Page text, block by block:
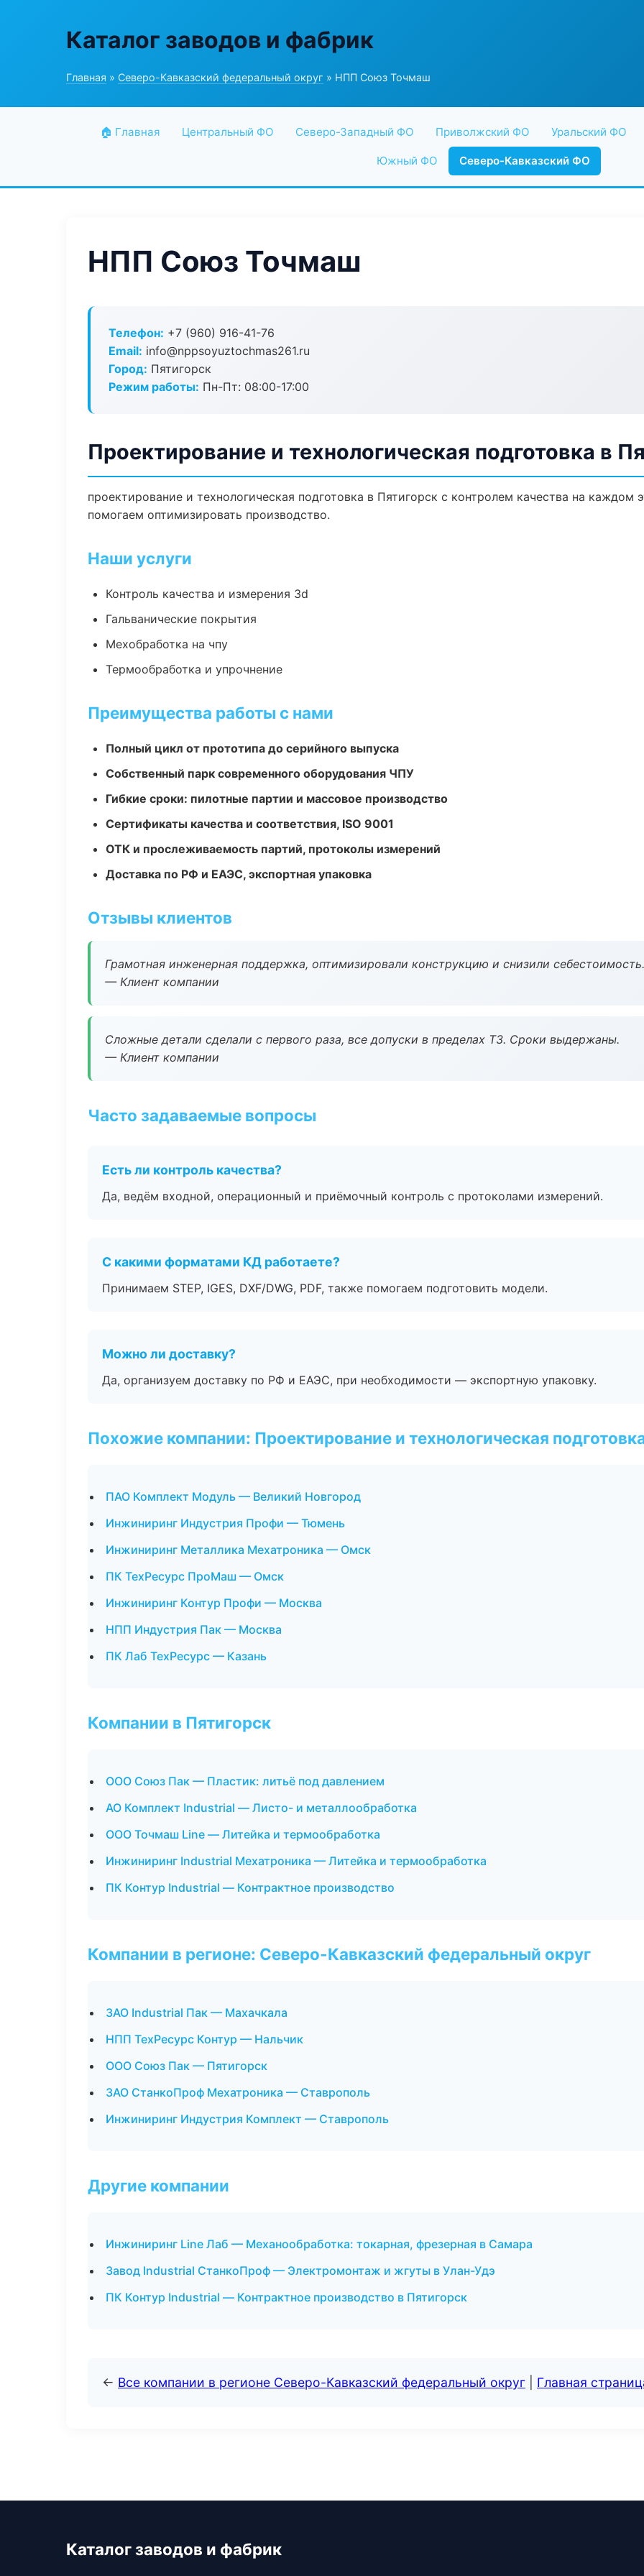
Каталог заводов и фабрик
Главная » Северо-Кавказский федеральный округ » НПП Союз Точмаш
🏠 Главная Центральный ФО Северо-Западный ФО Приволжский ФО Уральский ФО
Южный ФО Северо-Кавказский ФО
НПП Союз Точмаш
Телефон: +7 (960) 916-41-76
Email: info@nppsoyuztochmas261.ru
Город: Пятигорск
Режим работы: Пн-Пт: 08:00-17:00
Проектирование и технологическая подготовка в
проектирование и технологическая подготовка в Пятигорск с контролем качества на каждом
помогаем оптимизировать производство.
Наши услуги
Контроль качества и измерения 3d
Гальванические покрытия
Мехобработка на чпу
Термообработка и упрочнение
Преимущества работы с нами
Полный цикл от прототипа до серийного выпуска
Собственный парк современного оборудования ЧПУ
Гибкие сроки: пилотные партии и массовое производство
Сертификаты качества и соответствия, ISO 9001
ОТК и прослеживаемость партий, протоколы измерений
Доставка по РФ и ЕАЭС, экспортная упаковка
Отзывы клиентов
Грамотная инженерная поддержка, оптимизировали конструкцию и снизили себестоимость.
— Клиент компании
Сложные детали сделали с первого раза, все допуски в пределах ТЗ. Сроки выдержаны.
— Клиент компании
Часто задаваемые вопросы
Есть ли контроль качества?
Да, ведём входной, операционный и приёмочный контроль с протоколами измерений.
С какими форматами КД работаете?
Принимаем STEP, IGES, DXF/DWG, PDF, также помогаем подготовить модели.
Можно ли доставку?
Да, организуем доставку по РФ и ЕАЭС, при необходимости — экспортную упаковку.
Похожие компании: Проектирование и технологическая
ПАО Комплект Модуль — Великий Новгород
Инжиниринг Индустрия Профи — Тюмень
Инжиниринг Металлика Мехатроника — Омск
ПК ТехРесурс ПроМаш — Омск
Инжиниринг Контур Профи — Москва
НПП Индустрия Пак — Москва
ПК Лаб ТехРесурс — Казань
Компании в Пятигорск
ООО Союз Пак — Пластик: литьё под давлением
АО Комплект Industrial — Листо- и металлообработка
ООО Точмаш Line — Литейка и термообработка
Инжиниринг Industrial Мехатроника — Литейка и термообработка
ПК Контур Industrial — Контрактное производство
Компании в регионе: Северо-Кавказский федеральный округ
ЗАО Industrial Пак — Махачкала
НПП ТехРесурс Контур — Нальчик
ООО Союз Пак — Пятигорск
ЗАО СтанкоПроф Мехатроника — Ставрополь
Инжиниринг Индустрия Комплект — Ставрополь
Другие компании
Инжиниринг Line Лаб — Механообработка: токарная, фрезерная в Самара
Завод Industrial СтанкоПроф — Электромонтаж и жгуты в Улан-Удэ
ПК Контур Industrial — Контрактное производство в Пятигорск
← Все компании в регионе Северо-Кавказский федеральный округ Главная
Каталог заводов и фабрик